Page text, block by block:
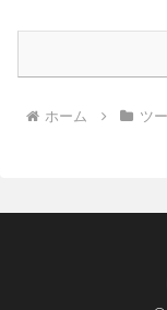
ホーム ツ